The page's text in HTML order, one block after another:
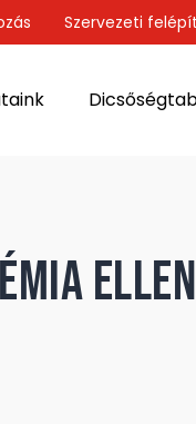
Szervezeti